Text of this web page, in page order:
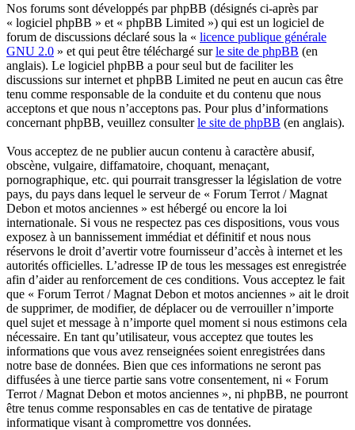
Nos forums sont développés par phpBB (désignés ci-après par
« logiciel phpBB » et « phpBB Limited ») qui est un logiciel de
forum de discussions déclaré sous la « licence publique générale
GNU 2.0 » et qui peut être téléchargé surle site de phpBB (en
anglais). Le logiciel phpBB a pour seul but de faciliter les
discussions sur internet et phpBB Limited ne peut en aucun cas être
tenu comme responsable de la conduite et du contenu que nous
acceptons et que nous n’acceptons pas. Pour plus d’informations
concernant phpBB, veuillez consulterle site de phpBB (en anglais).
Vous acceptez de ne publier aucun contenu à caractère abusif,
obscène, vulgaire, diffamatoire, choquant, menaçant,
pornographique, etc. qui pourrait transgresser la législation de votre
pays, du pays dans lequel le serveur de « Forum Terrot / Magnat
Debon et motos anciennes » est hébergé ou encore la loi
internationale. Si vous ne respectez pas ces dispositions, vous vous
exposez à un bannissement immédiat et définitif et nous nous
réservons le droit d’avertir votre fournisseur d’accès à internet et les
autorités officielles. L’adresse IP de tous les messages est enregistrée
afin d’aider au renforcement de ces conditions. Vous acceptez le fait
que « Forum Terrot / Magnat Debon et motos anciennes » ait le droit
de supprimer, de modifier, de déplacer ou de verrouiller n’importe
quel sujet et message à n’importe quel moment si nous estimons cela
nécessaire. En tant qu’utilisateur, vous acceptez que toutes les
informations que vous avez renseignées soient enregistrées dans
notre base de données. Bien que ces informations ne seront pas
diffusées à une tierce partie sans votre consentement, ni « Forum
Terrot / Magnat Debon et motos anciennes », ni phpBB, ne pourront
être tenus comme responsables en cas de tentative de piratage
informatique visant à compromettre vos données.